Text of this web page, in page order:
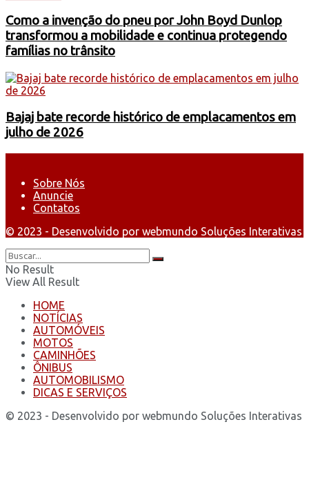
Como a invenção do pneu por John Boyd Dunlop
transformou a mobilidade e continua protegendo
famílias no trânsito
Bajaj bate recorde histórico de emplacamentos em
julho de 2026
Sobre Nós
Anuncie
Contatos
© 2023 - Desenvolvido por webmundo Soluções Interativas
No Result
View All Result
HOME
NOTÍCIAS
AUTOMÓVEIS
MOTOS
CAMINHÕES
ÔNIBUS
AUTOMOBILISMO
DICAS E SERVIÇOS
© 2023 - Desenvolvido por webmundo Soluções Interativas